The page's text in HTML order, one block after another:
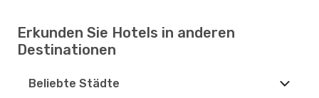
Erkunden Sie Hotels in anderen
Destinationen
Beliebte Städte